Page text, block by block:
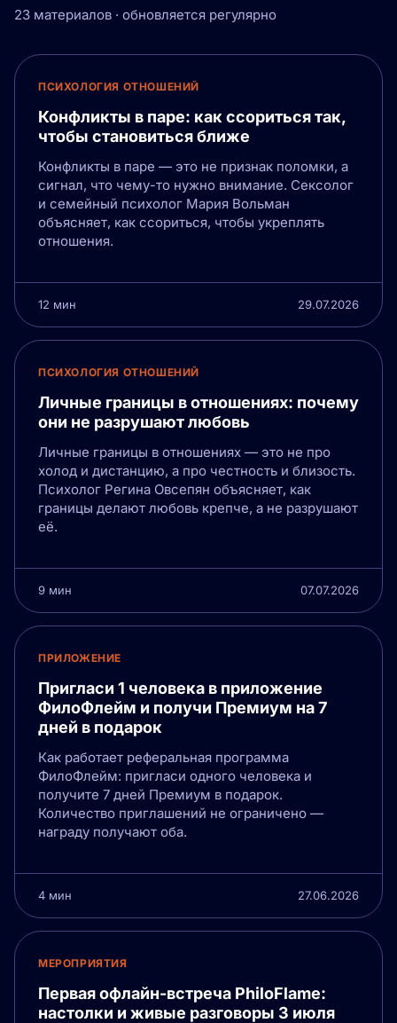
23 материалов · обновляется регулярно
ПСИХОЛОГИЯ ОТНОШЕНИЙ
Конфликты в паре: как ссориться так,
чтобы становиться ближе
Конфликты в паре — это не признак поломки, а
сигнал, что чему-то нужно внимание. Сексолог
и семейный психолог Мария Вольман
объясняет, как ссориться, чтобы укреплять
отношения.
12 мин 29.07.2026
ПСИХОЛОГИЯ ОТНОШЕНИЙ
Личные границы в отношениях: почему
они не разрушают любовь
Личные границы в отношениях — это не про
холод и дистанцию, а про честность и близость.
Психолог Регина Овсепян объясняет, как
границы делают любовь крепче, а не разрушают
её.
9 мин 07.07.2026
ПРИЛОЖЕНИЕ
Пригласи 1 человека в приложение
ФилоФлейм и получи Премиум на 7
дней в подарок
Как работает реферальная программа
ФилоФлейм: пригласи одного человека и
получите 7 дней Премиум в подарок.
Количество приглашений не ограничено —
награду получают оба.
4 мин 27.06.2026
МЕРОПРИЯТИЯ
Первая офлайн-встреча PhiloFlame:
настолки и живые разговоры 3 июля